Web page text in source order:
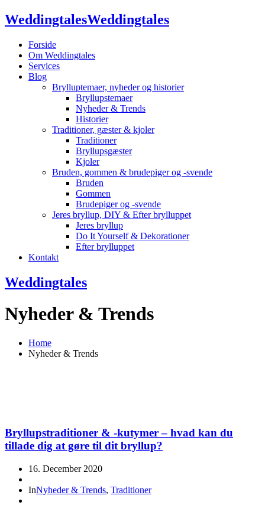
WeddingtalesWeddingtales
Forside
Om Weddingtales
Services
Blog
Brylluptemaer, nyheder og historier
Bryllupstemaer
Nyheder & Trends
Historier
Traditioner, gæster & kjoler
Traditioner
Bryllupsgæster
Kjoler
Bruden, gommen & brudepiger og -svende
Bruden
Gommen
Brudepiger og -svende
Jeres bryllup, DIY & Efter brylluppet
Jeres bryllup
Do It Yourself & Dekorationer
Efter brylluppet
Kontakt
Weddingtales
Nyheder & Trends
Home
Nyheder & Trends
Bryllupstraditioner & -kutymer – hvad kan du
tillade dig at gøre til dit bryllup?
16. December 2020
InNyheder & Trends, Traditioner